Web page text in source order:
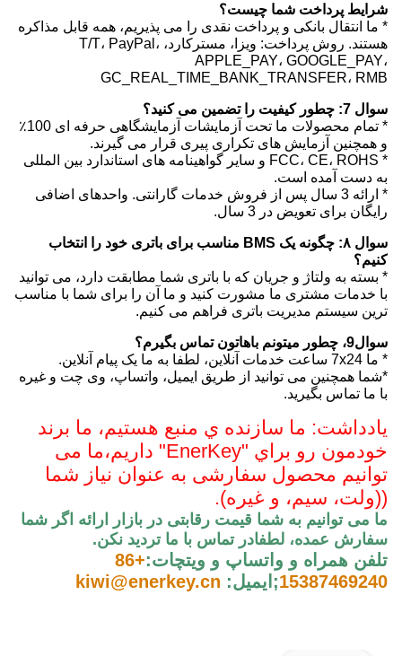
شرایط پرداخت شما چیست؟
* ما انتقال بانکی و پرداخت نقدی را می پذیریم، همه قابل مذاکره
هستند. روش پرداخت: ویزا، مسترکارد، T/T، PayPal،
APPLE_PAY، GOOGLE_PAY،
GC_REAL_TIME_BANK_TRANSFER، RMB
سوال 7: چطور کیفیت را تضمین می کنید؟
* تمام محصولات ما تحت آزمایشات آزمایشگاهی حرفه ای 100٪
و همچنین آزمایش های تکراری پیری قرار می گیرند.
* FCC، CE، ROHS و سایر گواهینامه های استاندارد بین المللی
به دست آمده است.
* ارائه 3 سال پس از فروش خدمات گارانتی. واحدهای اضافی
رایگان برای تعویض در 3 سال.
سوال ۸: چگونه یک BMS مناسب برای باتری خود را انتخاب
کنیم؟
* بسته به ولتاژ و جریان که با باتری شما مطابقت دارد، می توانید
با خدمات مشتری ما مشورت کنید و ما آن را برای شما با مناسب
ترین سیستم مدیریت باتری فراهم می کنیم.
سوال9، چطور ميتونم باهاتون تماس بگيرم؟
* ما 7x24 ساعت خدمات آنلاین، لطفا به ما یک پیام آنلاین.
*شما همچنین می توانید از طریق ایمیل، واتساپ، وی چت و غیره
با ما تماس بگیرید.
يادداشت: ما سازنده ي منبع هستيم، ما برند
خودمون رو براي "EnerKey" داريم،
ما می
توانیم محصول سفارشی به عنوان نیاز شما
((ولت، سیم، و غیره).
ما می توانیم به شما قیمت رقابتی در بازار ارائه اگر شما
سفارش عمده، لطفادر تماس با ما ترديد نکن.
تلفن همراه و واتساپ و ويتچات:
+86
15387469240
; ایمیل: kiwi@enerkey.cn